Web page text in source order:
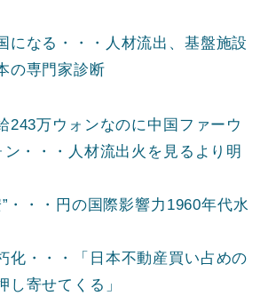
になる・・・人材流出、基盤施設
の専門家診断
243万ウォンなのに中国ファーウ
・・・人材流出火を見るより明
・・・円の国際影響力1960年代水
化・・・「日本不動産買い占めの
し寄せてくる」